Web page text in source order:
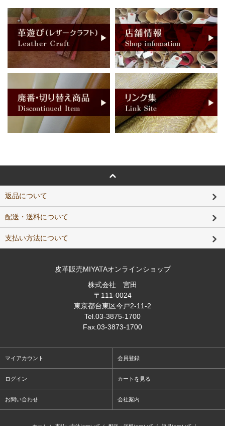
返品について
配送・送料について
支払い方法について
皮革販売MIYATAオンラインショップ
株式会社 宮田
〒111-0024
東京都台東区今戸2-11-2
Tel.03-3875-1700
Fax.03-3873-1700
マイアカウント 会員登録
ログイン カートを見る
お問い合わせ 会社案内